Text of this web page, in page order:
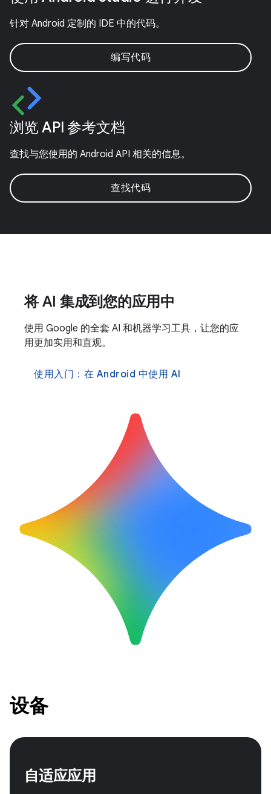
针对 Android 定制的 IDE 中的代码。
编写代码
浏览 API 参考文档
查找与您使用的 Android API 相关的信息。
查找代码
将 AI 集成到您的应用中
使用 Google 的全套 AI 和机器学习工具，让您的应
用更加实用和直观。
使用入门：在 Android 中使用 AI
设备
自适应应用